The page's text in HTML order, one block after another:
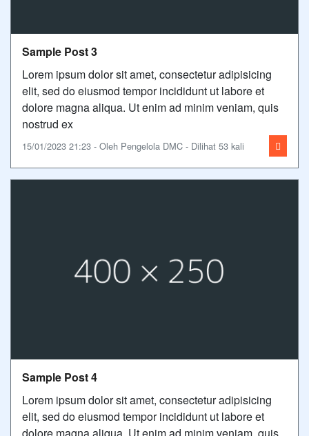
Sample Post 3
Lorem ipsum dolor sit amet, consectetur adipisicing
elit, sed do eiusmod tempor incididunt ut labore et
dolore magna aliqua. Ut enim ad minim veniam, quis
nostrud ex
15/01/2023 21:23 - Oleh Pengelola DMC - Dilihat 53 kali
Sample Post 4
Lorem ipsum dolor sit amet, consectetur adipisicing
elit, sed do eiusmod tempor incididunt ut labore et